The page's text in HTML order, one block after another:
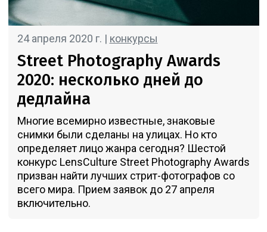
24 апреля 2020 г. | конкурсы
Street Photography Awards
2020: несколько дней до
дедлайна
Многие всемирно известные, знаковые
снимки были сделаны на улицах. Но кто
определяет лицо жанра сегодня? Шестой
конкурс LensCulture Street Photography Awards
призван найти лучших стрит-фотографов со
всего мира. Прием заявок до 27 апреля
включительно.